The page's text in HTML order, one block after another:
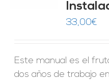
33,00€
Este manual es el
dos años de trabajo